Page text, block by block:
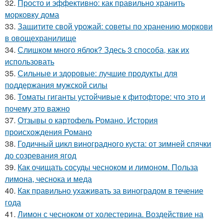
32. Просто и эффективно: как правильно хранить
морковку дома
33. Защитите свой урожай: советы по хранению моркови
в овощехранилище
34. Слишком много яблок? Здесь 3 способа, как их
использовать
35. Сильные и здоровые: лучшие продукты для
поддержания мужской силы
36. Томаты гиганты устойчивые к фитофторе: что это и
почему это важно
37. Отзывы о картофель Романо. История
происхождения Романо
38. Годичный цикл виноградного куста: от зимней спячки
до созревания ягод
39. Как очищать сосуды чесноком и лимоном. Польза
лимона, чеснока и меда
40. Как правильно ухаживать за виноградом в течение
года
41. Лимон с чесноком от холестерина. Воздействие на